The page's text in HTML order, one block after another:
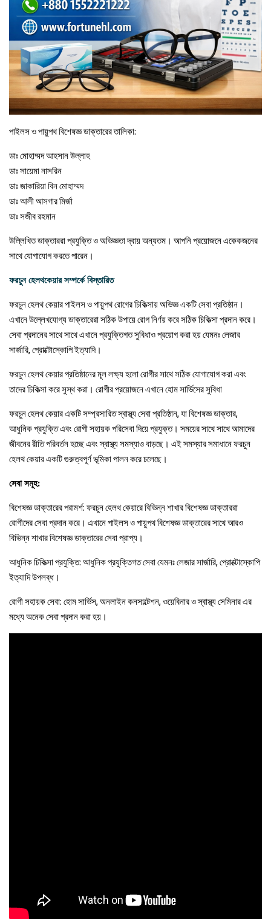
পাইলস ও পায়ুপথ বিশেষজ্ঞ ডাক্তারের তালিকা:
ডাঃ মোহাম্মদ আহসান উল্লাহ
ডাঃ সায়েমা নাসরিন
ডাঃ জাকারিয়া বিন মোহাম্মদ
ডাঃ আলী আসগার মির্জা
ডাঃ সজীব রহমান
উল্লিখিত ডাক্তাররা প্রযুক্তি ও অভিজ্ঞতা দ্বায় অন্যতম। আপনি প্রয়োজনে একেকজনের
সাথে যোগাযোগ করতে পারেন।
ফরচুন হেলথকেয়ার সম্পর্কে বিস্তারিত
ফরচুন হেলথ কেয়ার পাইলস ও পায়ুপথ রোগের চিকিত্সায় অভিজ্ঞ একটি সেবা প্রতিষ্ঠান।
এখানে উল্লেখযোগ্য ডাক্তারেরা সঠিক উপায়ে রোগ নির্ণয় করে সঠিক চিকিত্সা প্রদান করে।
সেবা প্রদানের সাথে সাথে এখানে প্রযুক্তিগত সুবিধাও প্রয়োগ করা হয় যেমনঃ লেজার
সার্জারি, প্রোক্টোস্কোপি ইত্যাদি।
ফরচুন হেলথ কেয়ার প্রতিষ্ঠানের মূল লক্ষ্য হলো রোগীর সাথে সঠিক যোগাযোগ করা এবং
তাদের চিকিত্সা করে সুস্থ করা। রোগীর প্রয়োজনে এখানে হোম সার্ভিসের সুবিধা
ফরচুন হেলথ কেয়ার একটি সম্প্রসারিত স্বাস্থ্য সেবা প্রতিষ্ঠান, যা বিশেষজ্ঞ ডাক্তার,
আধুনিক প্রযুক্তি এবং রোগী সহায়ক পরিসেবা দিয়ে প্রযুক্ত। সময়ের সাথে সাথে আমাদের
জীবনের রীতি পরিবর্তন হচ্ছে এবং স্বাস্থ্য সমস্যাও বাড়ছে। এই সমস্যার সমাধানে ফরচুন
হেলথ কেয়ার একটি গুরুত্বপূর্ণ ভূমিকা পালন করে চলেছে।
সেবা সমূহ:
বিশেষজ্ঞ ডাক্তারের পরামর্শ: ফরচুন হেলথ কেয়ারে বিভিন্ন শাখার বিশেষজ্ঞ ডাক্তাররা
রোগীদের সেবা প্রদান করে। এখানে পাইলস ও পায়ুপথ বিশেষজ্ঞ ডাক্তারের সাথে আরও
বিভিন্ন শাখার বিশেষজ্ঞ ডাক্তারের সেবা প্রাপ্য।
আধুনিক চিকিত্সা প্রযুক্তি: আধুনিক প্রযুক্তিগত সেবা যেমনঃ লেজার সার্জারি, প্রোক্টোস্কোপি
ইত্যাদি উপলব্ধ।
রোগী সহায়ক সেবা: হোম সার্ভিস, অনলাইন কনসাল্টেশন, ওয়েবিনার ও স্বাস্থ্য সেমিনার এর
মধ্যে অনেক সেবা প্রদান করা হয়।